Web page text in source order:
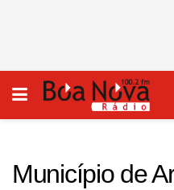
Município de